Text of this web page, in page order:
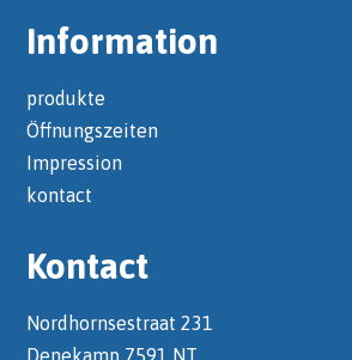
Information
produkte
Öffnungszeiten
Impression
kontact
Kontact
Nordhornsestraat 231
Denekamp 7591 NT